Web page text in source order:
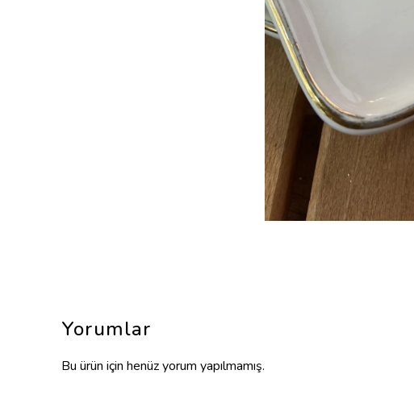
Yorumlar
Bu ürün için henüz yorum yapılmamış.